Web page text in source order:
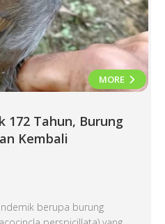
MORE
172 Tahun, Burung
Kembali
berupa burung